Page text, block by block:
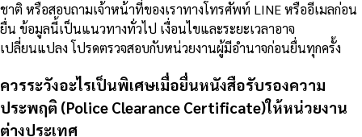
ชาติ หรือสอบถามเจ้าหน้าที่ของเราทางโทรศัพท์ LINE หรืออีเมลก่อน
ยื่น ข้อมูลนี้เป็นแนวทางทั่วไป เงื่อนไขและระยะเวลาอาจ
เปลี่ยนแปลง โปรดตรวจสอบกับหน่วยงานผู้มีอำนาจก่อนยื่นทุกครั้ง
ควรระวังอะไรเป็นพิเศษเมื่อยื่นหนังสือรับรองความ
ประพฤติ (Police Clearance Certificate)ให้หน่วยงาน
ต่างประเทศ